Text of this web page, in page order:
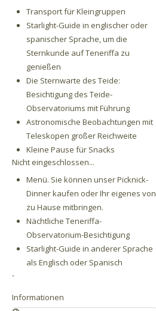
Transport für Kleingruppen
Starlight-Guide in englischer oder
spanischer Sprache, um die
Sternkunde auf Teneriffa zu
genießen
Die Sternwarte des Teide:
Besichtigung des Teide-
Observatoriums mit Führung
Astronomische Beobachtungen mit
Teleskopen großer Reichweite
Kleine Pause für Snacks
Nicht eingeschlossen...
Menü. Sie können unser Picknick-
Dinner kaufen oder Ihr eigenes von
zu Hause mitbringen.
Nächtliche Teneriffa-
Observatorium-Besichtigung
Starlight-Guide in anderer Sprache
als Englisch oder Spanisch
-
Informationen